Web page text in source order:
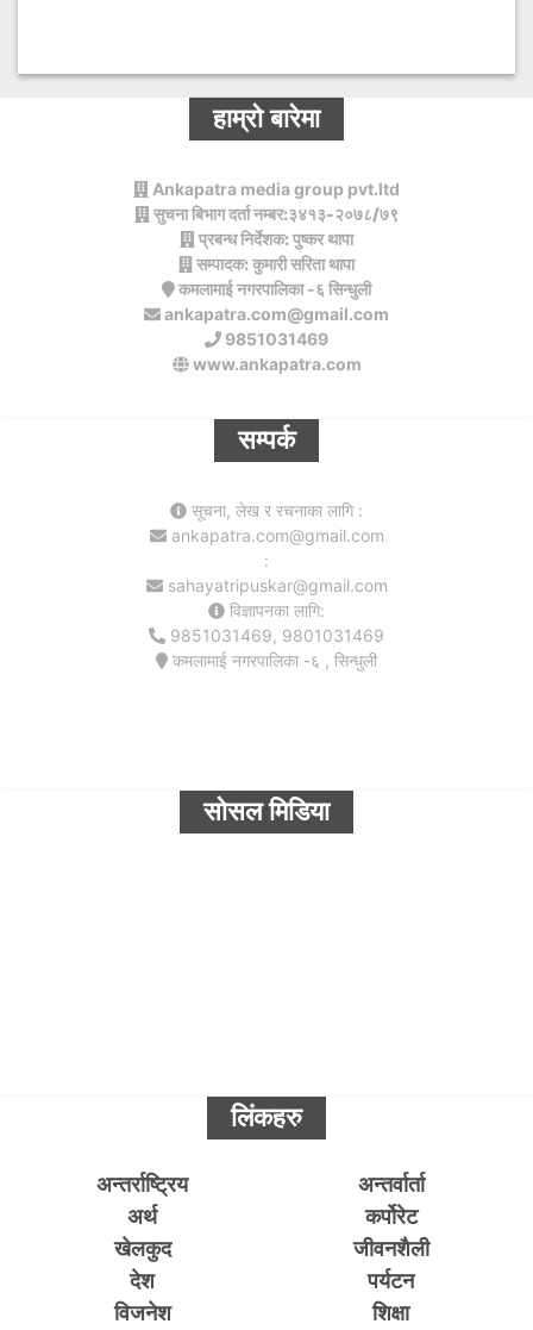
हाम्रो बारेमा
Ankapatra media group pvt.ltd
सुचना बिभाग दर्ता नम्बर:३४१३-२०७८/७९
प्रबन्ध निर्देशक: पुष्कर थापा
सम्पादक: कुमारी सरिता थापा
कमलामाई नगरपालिका -६ सिन्धुली
ankapatra.com@gmail.com
9851031469
www.ankapatra.com
सम्पर्क
सूचना, लेख र रचनाका लागि :
ankapatra.com@gmail.com
:
sahayatripuskar@gmail.com
विज्ञापनका लागि:
9851031469, 9801031469
कमलामाई नगरपालिका -६ , सिन्धुली
सोसल मिडिया
लिंकहरु
अन्तर्राष्ट्रिय
अन्तर्वार्ता
अर्थ
कर्पोरेट
खेलकुद
जीवनशैली
देश
पर्यटन
विजनेश
शिक्षा